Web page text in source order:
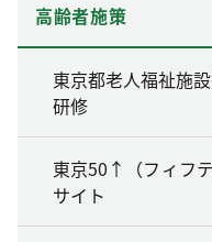
高齢者施策
東京都老人福祉施
研修
東京50↑（フィフ
サイト